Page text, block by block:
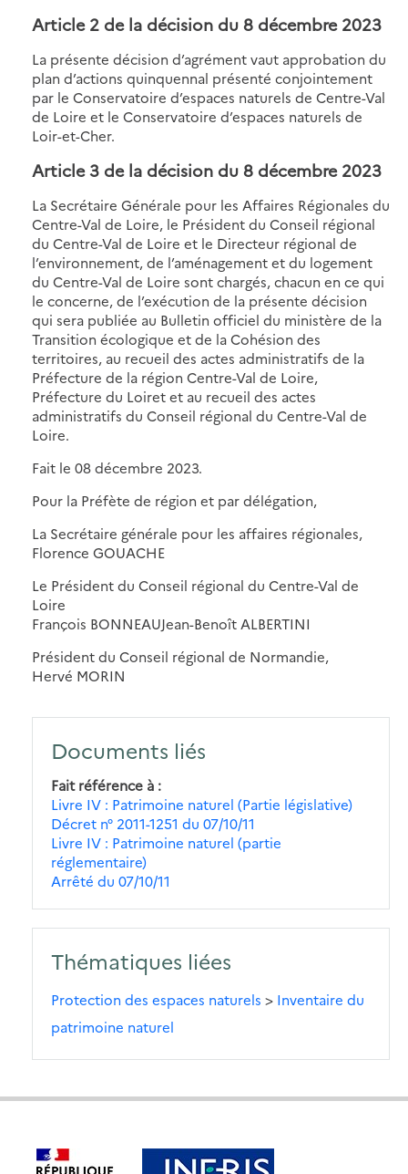
Article 2 de la décision du 8 décembre 2023
La présente décision d’agrément vaut approbation du
plan d’actions quinquennal présenté conjointement
par le Conservatoire d’espaces naturels de Centre-Val
de Loire et le Conservatoire d’espaces naturels de
Loir-et-Cher.
Article 3 de la décision du 8 décembre 2023
La Secrétaire Générale pour les Affaires Régionales du
Centre-Val de Loire, le Président du Conseil régional
du Centre-Val de Loire et le Directeur régional de
l’environnement, de l’aménagement et du logement
du Centre-Val de Loire sont chargés, chacun en ce qui
le concerne, de l’exécution de la présente décision
qui sera publiée au Bulletin officiel du ministère de la
Transition écologique et de la Cohésion des
territoires, au recueil des actes administratifs de la
Préfecture de la région Centre-Val de Loire,
Préfecture du Loiret et au recueil des actes
administratifs du Conseil régional du Centre-Val de
Loire.
Fait le 08 décembre 2023.
Pour la Préfète de région et par délégation,
La Secrétaire générale pour les affaires régionales,
Florence GOUACHE
Le Président du Conseil régional du Centre-Val de
Loire
François BONNEAUJean-Benoît ALBERTINI
Président du Conseil régional de Normandie,
Hervé MORIN
Documents liés
Fait référence à
Livre IV : Patrimoine naturel (Partie législative)
Décret n° 2011-1251 du 07/10/11
Livre IV : Patrimoine naturel (partie
réglementaire)
Arrêté du 07/10/11
Thématiques liées
Protection des espaces naturels > Inventaire du
patrimoine naturel